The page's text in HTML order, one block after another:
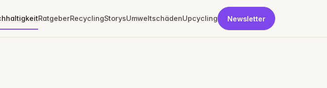
RatgeberRecyclingStorysUmweltschädenUpcycling Newsletter